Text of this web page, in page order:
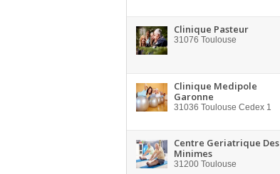
Clinique Pasteur
31076 Toulouse
Clinique Medipole
Garonne
31036 Toulouse Cedex 1
Centre Geriatrique Des
Minimes
31200 Toulouse